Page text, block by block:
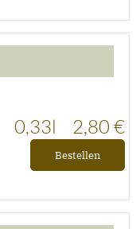
0,33l 2,80 €
Bestellen